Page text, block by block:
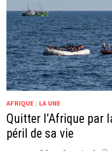
AFRIQUE/ LA UNE
Quitter l’Afrique par
péril de sa vie